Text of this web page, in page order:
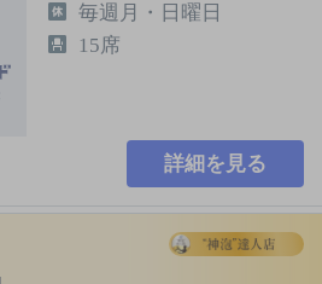
毎週月・日曜日
15席
詳細を見る